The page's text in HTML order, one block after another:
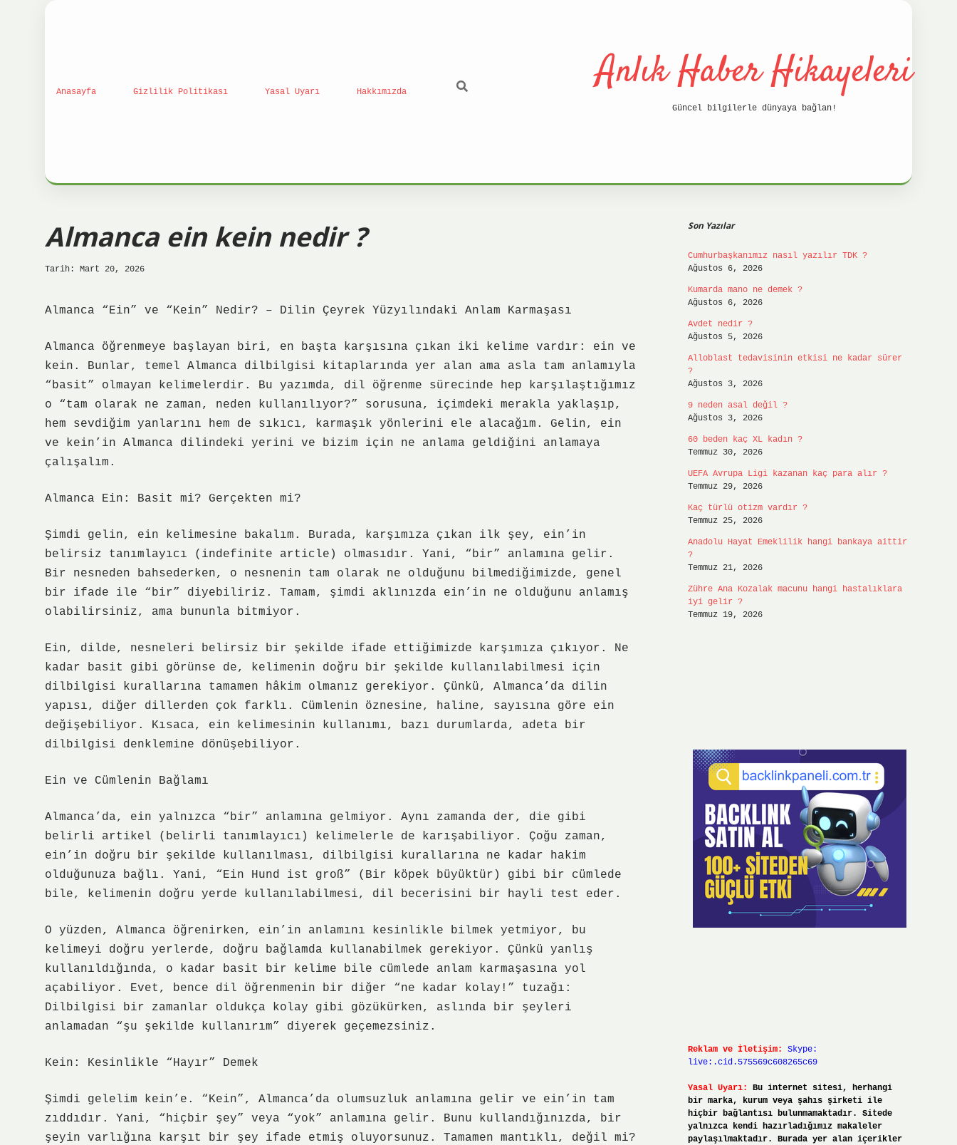
Anasayfa Gizlilik Politikası Yasal Uyarı Hakkımızda Anlık Haber Hikayeleri
Güncel bilgilerle dünyaya bağlan!
Almanca ein kein nedir ?
Tarih: Mart 20, 2026
Almanca “Ein” ve “Kein” Nedir? – Dilin Çeyrek Yüzyılındaki Anlam Karmaşası
Almanca öğrenmeye başlayan biri, en başta karşısına çıkan iki kelime vardır: ein ve
kein. Bunlar, temel Almanca dilbilgisi kitaplarında yer alan ama asla tam anlamıyla
“basit” olmayan kelimelerdir. Bu yazımda, dil öğrenme sürecinde hep karşılaştığımız
o “tam olarak ne zaman, neden kullanılıyor?” sorusuna, içimdeki merakla yaklaşıp,
hem sevdiğim yanlarını hem de sıkıcı, karmaşık yönlerini ele alacağım. Gelin, ein
ve kein’in Almanca dilindeki yerini ve bizim için ne anlama geldiğini anlamaya
çalışalım.
Almanca Ein: Basit mi? Gerçekten mi?
Şimdi gelin, ein kelimesine bakalım. Burada, karşımıza çıkan ilk şey, ein’in
belirsiz tanımlayıcı (indefinite article) olmasıdır. Yani, “bir” anlamına gelir.
Bir nesneden bahsederken, o nesnenin tam olarak ne olduğunu bilmediğimizde, genel
bir ifade ile “bir” diyebiliriz. Tamam, şimdi aklınızda ein’in ne olduğunu anlamış
olabilirsiniz, ama bununla bitmiyor.
Ein, dilde, nesneleri belirsiz bir şekilde ifade ettiğimizde karşımıza çıkıyor. Ne
kadar basit gibi görünse de, kelimenin doğru bir şekilde kullanılabilmesi için
dilbilgisi kurallarına tamamen hâkim olmanız gerekiyor. Çünkü, Almanca’da dilin
yapısı, diğer dillerden çok farklı. Cümlenin öznesine, haline, sayısına göre ein
değişebiliyor. Kısaca, ein kelimesinin kullanımı, bazı durumlarda, adeta bir
dilbilgisi denklemine dönüşebiliyor.
Ein ve Cümlenin Bağlamı
Almanca’da, ein yalnızca “bir” anlamına gelmiyor. Aynı zamanda der, die gibi
belirli artikel (belirli tanımlayıcı) kelimelerle de karışabiliyor. Çoğu zaman,
ein’in doğru bir şekilde kullanılması, dilbilgisi kurallarına ne kadar hakim
olduğunuza bağlı. Yani, “Ein Hund ist groß” (Bir köpek büyüktür) gibi bir cümlede
bile, kelimenin doğru yerde kullanılabilmesi, dil becerisini bir hayli test eder.
O yüzden, Almanca öğrenirken, ein’in anlamını kesinlikle bilmek yetmiyor, bu
kelimeyi doğru yerlerde, doğru bağlamda kullanabilmek gerekiyor. Çünkü yanlış
kullanıldığında, o kadar basit bir kelime bile cümlede anlam karmaşasına yol
açabiliyor. Evet, bence dil öğrenmenin bir diğer “ne kadar kolay!” tuzağı:
Dilbilgisi bir zamanlar oldukça kolay gibi gözükürken, aslında bir şeyleri
anlamadan “şu şekilde kullanırım” diyerek geçemezsiniz.
Kein: Kesinlikle “Hayır” Demek
Şimdi gelelim kein’e. “Kein”, Almanca’da olumsuzluk anlamına gelir ve ein’in tam
zıddıdır. Yani, “hiçbir şey” veya “yok” anlamına gelir. Bunu kullandığınızda, bir
şeyin varlığına karşıt bir şey ifade etmiş oluyorsunuz. Tamamen mantıklı, değil mi?
Son Yazılar
Cumhurbaşkanımız nasıl yazılır TDK ?
Ağustos 6, 2026
Kumarda mano ne demek ?
Ağustos 6, 2026
Avdet nedir ?
Ağustos 5, 2026
Alloblast tedavisinin etkisi ne kadar sürer
?
Ağustos 3, 2026
9 neden asal değil ?
Ağustos 3, 2026
60 beden kaç XL kadın ?
Temmuz 30, 2026
UEFA Avrupa Ligi kazanan kaç para alır ?
Temmuz 29, 2026
Kaç türlü otizm vardır ?
Temmuz 25, 2026
Anadolu Hayat Emeklilik hangi bankaya aittir
?
Temmuz 21, 2026
Zühre Ana Kozalak macunu hangi hastalıklara
iyi gelir ?
Temmuz 19, 2026
Reklam ve İletişim:
Skype:
live:.cid.575569c608265c69
Yasal Uyarı:
Bu internet sitesi, herhangi
bir marka, kurum veya şahıs şirketi ile
hiçbir bağlantısı bulunmamaktadır. Sitede
yalnızca kendi hazırladığımız makaleler
paylaşılmaktadır. Burada yer alan içerikler